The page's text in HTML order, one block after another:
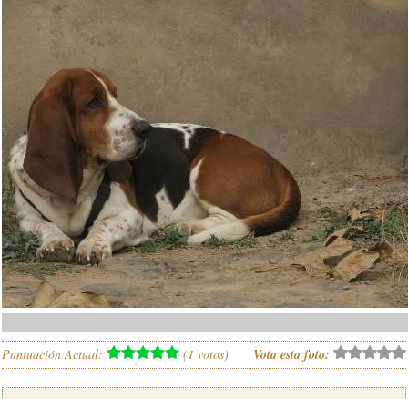
Puntuación Actual: (1 votos) Vota esta foto: